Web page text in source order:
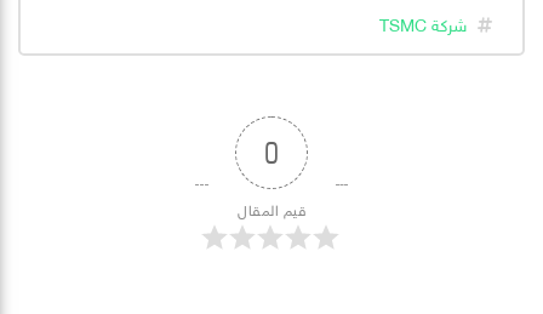
شركة TSMC
0
قيم المقال